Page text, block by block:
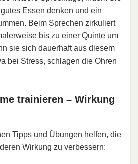
Essen denken und ein
Beim Sprechen zirkuliert
bis zu einer Quinte um
sie sich dauerhaft aus diesem
bei Stress, schlagen die Ohren
trainieren – Wirkung
Tipps und Übungen helfen, die
Wirkung zu verbessern: